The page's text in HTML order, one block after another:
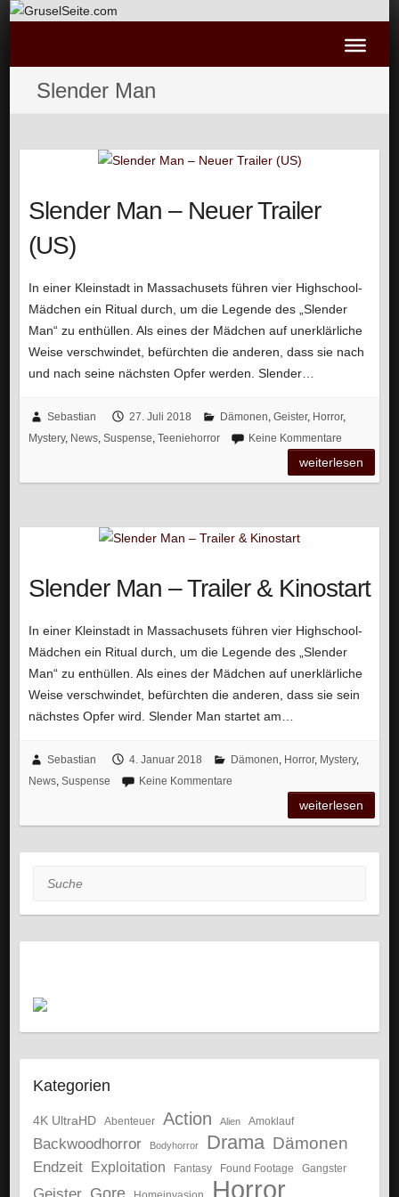
Slender Man
Slender Man – Neuer Trailer
(US)
In einer Kleinstadt in Massachusets führen vier Highschool-
Mädchen ein Ritual durch, um die Legende des „Slender
Man“ zu enthüllen. Als eines der Mädchen auf unerklärliche
Weise verschwindet, befürchten die anderen, dass sie nach
und nach seine nächsten Opfer werden. Slender…
Sebastian 27. Juli 2018 Dämonen, Geister, Horror,
Mystery, News, Suspense, Teeniehorror Keine Kommentare
weiterlesen
Slender Man – Trailer & Kinostart
In einer Kleinstadt in Massachusets führen vier Highschool-
Mädchen ein Ritual durch, um die Legende des „Slender
Man“ zu enthüllen. Als eines der Mädchen auf unerklärliche
Weise verschwindet, befürchten die anderen, dass sie sein
nächstes Opfer wird. Slender Man startet am…
Sebastian 4. Januar 2018 Dämonen, Horror, Mystery,
News, Suspense Keine Kommentare
weiterlesen
Suche
Kategorien
4K UltraHD Abenteuer Action Alien Amoklauf
Backwoodhorror Bodyhorror Drama Dämonen
Endzeit Exploitation Fantasy Found Footage Gangster
Horror